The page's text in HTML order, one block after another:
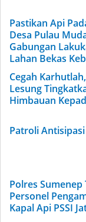
Pastikan Api
Desa Pulau
Gabungan
Lahan Bekas
Cegah
Lesung
Himbauan
Patroli
Polres
Personel
Kapal Api PSSI